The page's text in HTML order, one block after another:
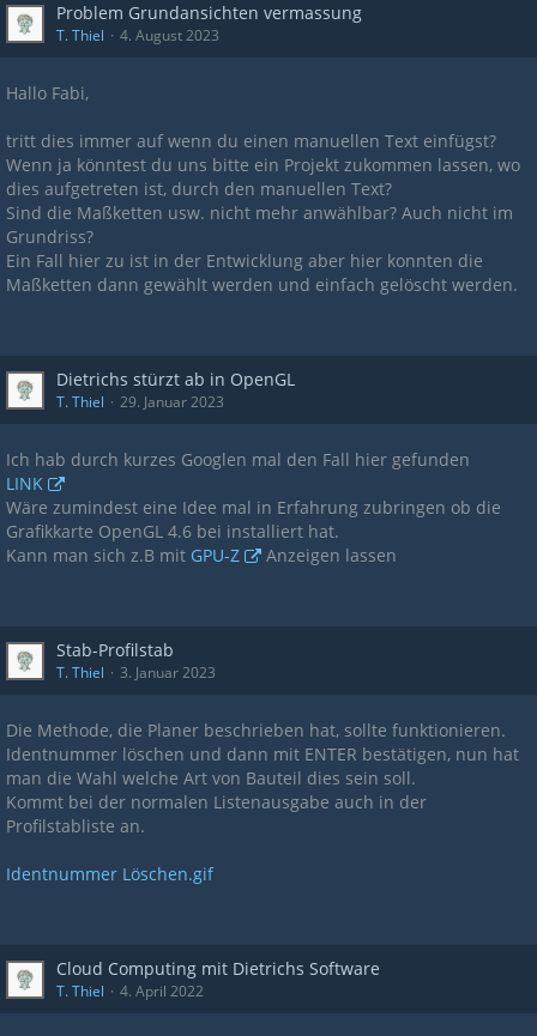
Problem Grundansichten vermassung
T. Thiel 4. August 2023
Hallo Fabi,
tritt dies immer auf wenn du einen manuellen Text einfügst?
Wenn ja könntest du uns bitte ein Projekt zukommen lassen, wo
dies aufgetreten ist, durch den manuellen Text?
Sind die Maßketten usw. nicht mehr anwählbar? Auch nicht im
Grundriss?
Ein Fall hier zu ist in der Entwicklung aber hier konnten die
Maßketten dann gewählt werden und einfach gelöscht werden.
Dietrichs stürzt ab in OpenGL
T. Thiel 29. Januar 2023
Ich hab durch kurzes Googlen mal den Fall hier gefunden
LINK
Wäre zumindest eine Idee mal in Erfahrung zubringen ob die
Grafikkarte OpenGL 4.6 bei installiert hat.
Kann man sich z.B mit GPU-Z Anzeigen lassen
Stab-Profilstab
T. Thiel 3. Januar 2023
Die Methode, die Planer beschrieben hat, sollte funktionieren.
Identnummer löschen und dann mit ENTER bestätigen, nun hat
man die Wahl welche Art von Bauteil dies sein soll.
Kommt bei der normalen Listenausgabe auch in der
Profilstabliste an.
Identnummer Löschen.gif
Cloud Computing mit Dietrichs Software
T. Thiel 4. April 2022